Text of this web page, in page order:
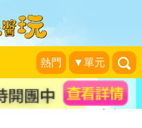
熱門 ▼單元
親子話題 活動專區
加價，買2大送2小！
，2大2小親子專案